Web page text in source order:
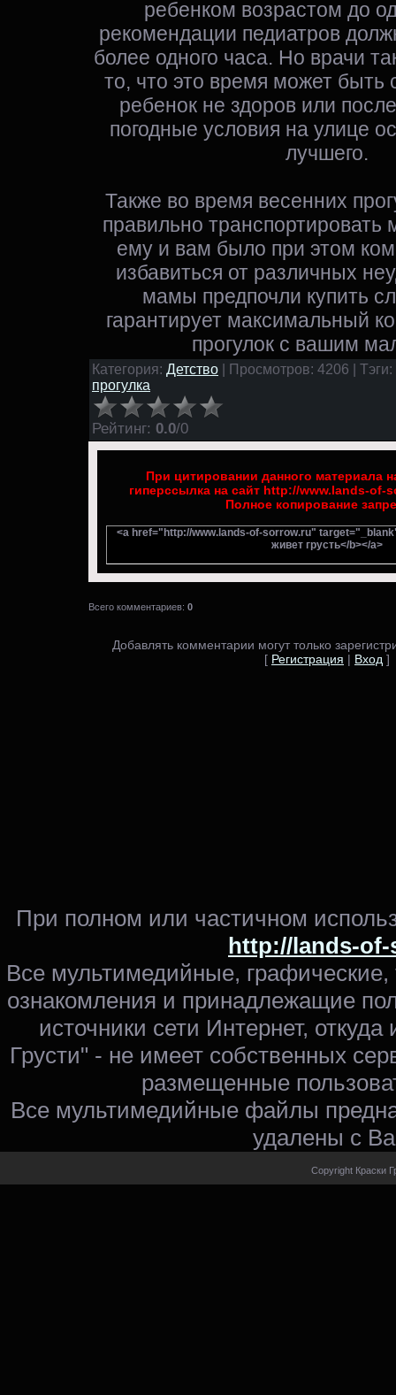
ребенком возрастом до
рекомендации педиатров
более одного часа. Но врачи
то, что это время может быть
ребенок не здоров или
погодные условия на улице
лучшего.
Также во время весенних
правильно
ему и вам было при этом
избавиться от различных
мамы предпочли купить
гарантирует максимальный
прогулок с вашим
Категория: Детство | Просмотров: 4206 | Тэги:
прогулка
Рейтинг: 0.0/0
При цитировании данного материала
гиперссылка на сайт http://www.lands-of-
Полное копирование
<a href="http://www.lands-of-sorrow.ru"
живет грусть</b></a>
Всего комментариев: 0
Добавлять комментарии могут только
[ Регистрация | Вход ]
При полном или частичном
http://lands-
Все мультимедийные,
ознакомления и принадлежащие
источники сети Интернет,
Грусти" - не имеет собственных
размещенные
Все мультимедийные файлы
удалены с
Copyright Краски